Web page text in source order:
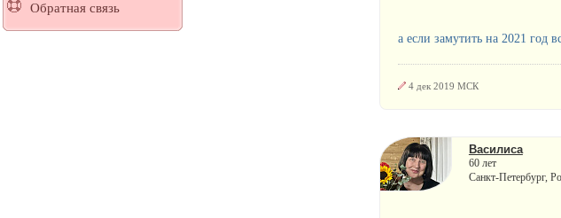
Обратная связь
а если замутить на 2021 год
4 дек 2019 МСК
Василиса
60 лет
Санкт-Петербург,